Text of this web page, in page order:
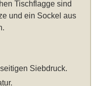
Tischflagge sind
und ein Sockel aus
Siebdruck.